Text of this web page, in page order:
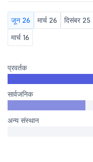
जून 26 मार्च 26 दिसंबर 25
मार्च 16
प्रवर्तक
सार्वजनिक
अन्य संस्थान